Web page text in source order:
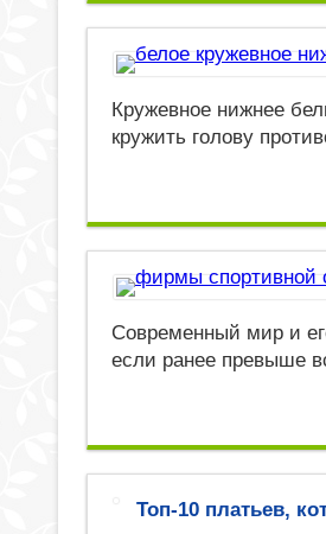
Кружевное нижнее
кружить голову
Современный мир и
если ранее превыше
Топ-10 платьев,